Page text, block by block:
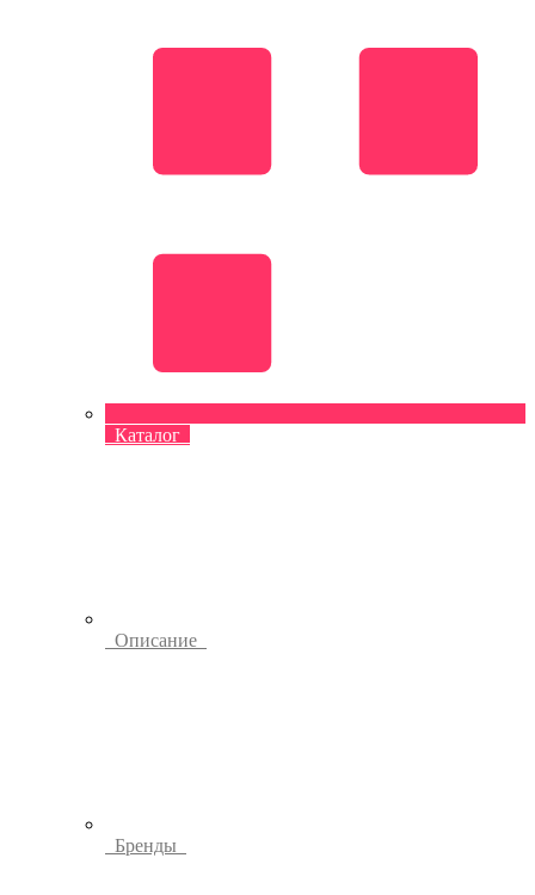
Каталог
Описание
Бренды